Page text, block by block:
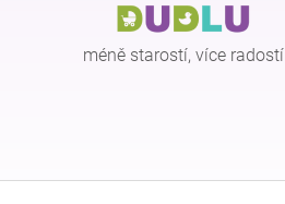
méně starostí, více radostí